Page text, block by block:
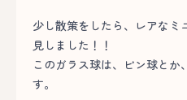
少し散策をしたら、レアなミ
見しました！！
このガラス球は、ビン球とか
す。